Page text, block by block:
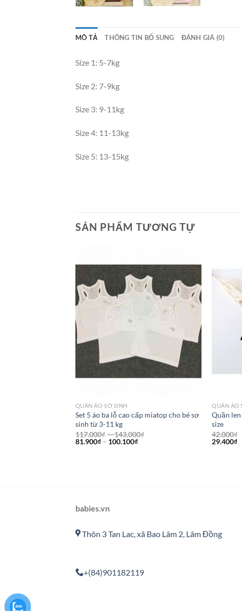
MÔ TẢ THÔNG TIN BỔ SUNG ĐÁNH GIÁ (0)
Size 1: 5-7kg
Size 2: 7-9kg
Size 3: 9-11kg
Size 4: 11-13kg
Size 5: 13-15kg
SẢN PHẨM TƯƠNG TỰ
QUẦN ÁO SƠ SINH
Set 5 áo ba lỗ cao cấp miatop cho bé sơ
sinh từ 3-11 kg
117.000₫ –143.000₫
81.900₫– 100.100₫
QUẦN ÁO
Quần
size
42.000₫
29.400₫
babies.vn
Thôn 3 Tan Lac, xã Bao Lâm 2, Lâm Đồng
+(84)901182119